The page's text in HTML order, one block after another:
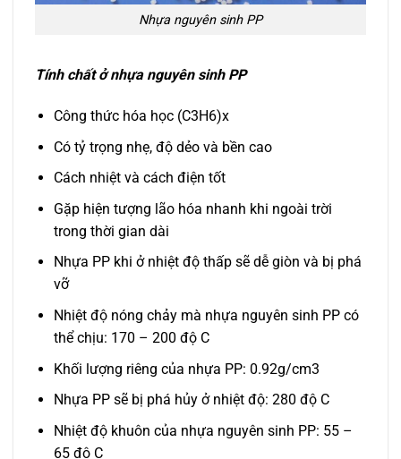
Nhựa nguyên sinh PP
Tính chất ở nhựa nguyên sinh PP
Công thức hóa học (C3H6)x
Có tỷ trọng nhẹ, độ dẻo và bền cao
Cách nhiệt và cách điện tốt
Gặp hiện tượng lão hóa nhanh khi ngoài trời
trong thời gian dài
Nhựa PP khi ở nhiệt độ thấp sẽ dễ giòn và bị phá
vỡ
Nhiệt độ nóng chảy mà nhựa nguyên sinh PP có
thể chịu: 170 – 200 độ C
Khối lượng riêng của nhựa PP: 0.92g/cm3
Nhựa PP sẽ bị phá hủy ở nhiệt độ: 280 độ C
Nhiệt độ khuôn của nhựa nguyên sinh PP: 55 –
65 độ C